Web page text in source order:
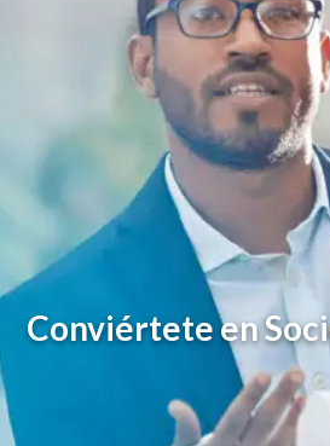
Conviértete en